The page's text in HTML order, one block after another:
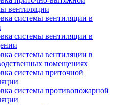
вентиляции
системы вентиляции в
системы вентиляции в
системы вентиляции в
помещениях
системы приточной
системы противопожарной